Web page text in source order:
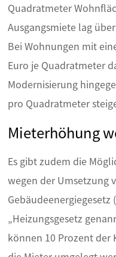
Quadratmeter
Ausgangsmiete lag
Bei Wohnungen mit
Euro je Quadratmeter
Modernisierung
pro Quadratmeter
Mieterhöhung
Es gibt zudem die
wegen der Umsetzung
Gebäudeenergiegesetz
„Heizungsgesetz
können 10 Prozent der